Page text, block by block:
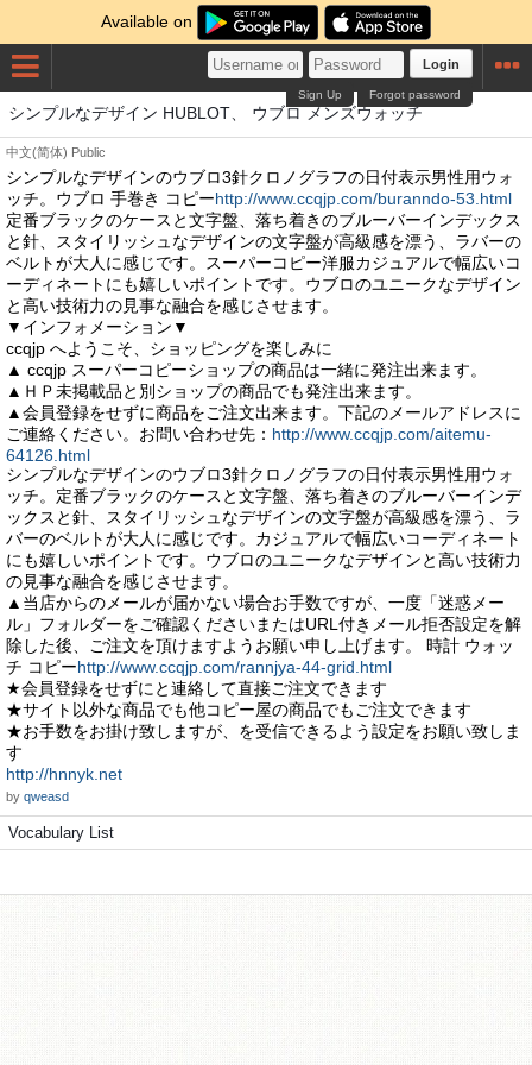
Available on
Login
Forgot password
Sign Up
シンプルなデザイン HUBLOT、 ウブロ メンズウォッチ
中文(简体) Public
シンプルなデザインのウブロ3針クロノグラフの日付表示男性用ウォ
ッチ。ウブロ 手巻き コピーhttp://www.ccqjp.com/buranndo-53.html
定番ブラックのケースと文字盤、落ち着きのブルーバーインデックス
と針、スタイリッシュなデザインの文字盤が高級感を漂う、ラバーの
ベルトが大人に感じです。スーパーコピー洋服カジュアルで幅広いコ
ーディネートにも嬉しいポイントです。ウブロのユニークなデザイン
と高い技術力の見事な融合を感じさせます。
▼インフォメーション▼
ccqjp へようこそ、ショッピングを楽しみに
▲ ccqjp スーパーコピーショップの商品は一緒に発注出来ます。
▲ＨＰ未掲載品と別ショップの商品でも発注出来ます。
▲会員登録をせずに商品をご注文出来ます。下記のメールアドレスに
ご連絡ください。お問い合わせ先： http://www.ccqjp.com/aitemu-
64126.html
シンプルなデザインのウブロ3針クロノグラフの日付表示男性用ウォ
ッチ。定番ブラックのケースと文字盤、落ち着きのブルーバーインデ
ックスと針、スタイリッシュなデザインの文字盤が高級感を漂う、ラ
バーのベルトが大人に感じです。カジュアルで幅広いコーディネート
にも嬉しいポイントです。ウブロのユニークなデザインと高い技術力
の見事な融合を感じさせます。
▲当店からのメールが届かない場合お手数ですが、一度「迷惑メー
ル」フォルダーをご確認くださいまたはURL付きメール拒否設定を解
除した後、ご注文を頂けますようお願い申し上げます。 時計 ウォッ
チ コピーhttp://www.ccqjp.com/rannjya-44-grid.html
★会員登録をせずにと連絡して直接ご注文できます
★サイト以外な商品でも他コピー屋の商品でもご注文できます
★お手数をお掛け致しますが、を受信できるよう設定をお願い致しま
す
http://hnnyk.net
by qweasd
Vocabulary List